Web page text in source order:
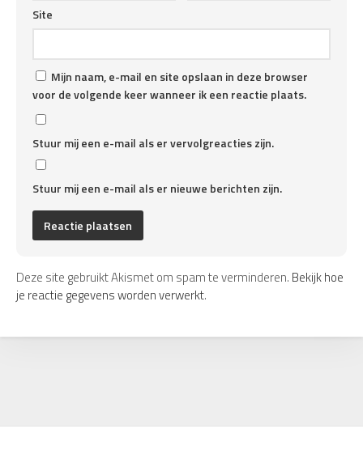
Site
Mijn naam, e-mail en site opslaan in deze browser
voor de volgende keer wanneer ik een reactie plaats.
Stuur mij een e-mail als er vervolgreacties zijn.
Stuur mij een e-mail als er nieuwe berichten zijn.
Deze site gebruikt Akismet om spam te verminderen. Bekijk hoe
je reactie gegevens worden verwerkt.